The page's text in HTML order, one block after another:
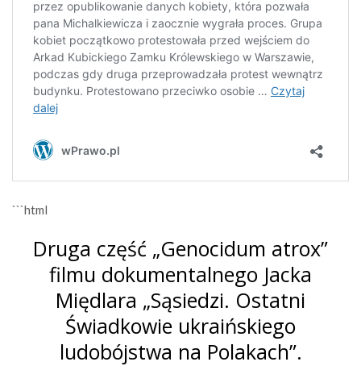
```html
Druga część „Genocidum atrox”
filmu dokumentalnego Jacka
Międlara „Sąsiedzi. Ostatni
Świadkowie ukraińskiego
ludobójstwa na Polakach”.